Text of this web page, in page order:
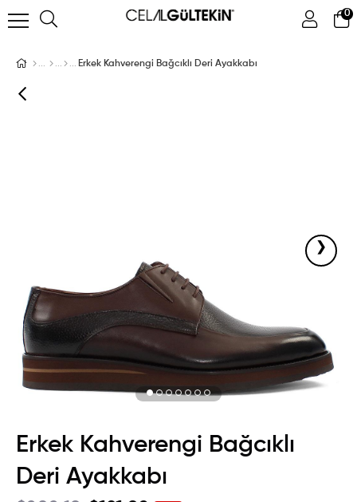
0
ÜYE GIRIŞI ÜYE OL Facebook İle Bağlan
Erkek Kahverengi Bağcıklı Deri Ayakkabı
›
Erkek Kahverengi Bağcıklı
Deri Ayakkabı